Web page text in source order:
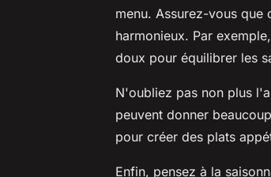
menu. Assurez-vous que
harmonieux. Par
doux pour équilibrer les
N'oubliez pas non plus
peuvent donner
pour créer des plats
Enfin, pensez à la